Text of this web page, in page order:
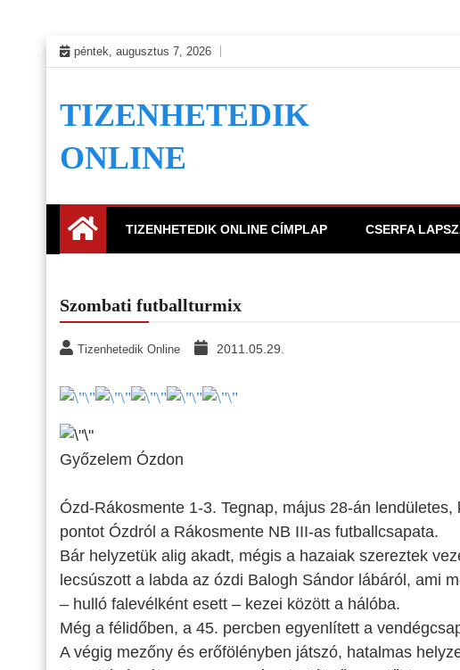
Skip
to
péntek, augusztus 7, 2026
TIZENHETEDIK
ONLINE
TIZENHETEDIK ONLINE CÍMPLAP CSERFA
Szombati futballturmix
Tizenhetedik Online 2011.05.29.
Győzelem Ózdon
Ózd-Rákosmente 1-3. Tegnap, május 28-án
pontot Ózdról a Rákosmente NB III-as futballcsapata.
Bár helyzetük alig akadt, mégis a hazaiak szereztek
lecsúszott a labda az ózdi Balogh Sándor lábáról, ami
– hulló falevélként esett – kezei között a hálóba.
Még a félidőben, a 45. percben egyenlített a
A végig mezőny és erőfölényben játszó, hatalmas